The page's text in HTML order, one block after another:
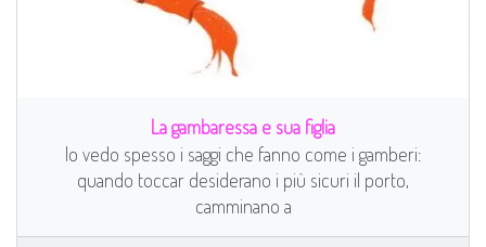
La gambaressa e sua figlia
Io vedo spesso i saggi che fanno come i gamberi:
quando toccar desiderano i più sicuri il porto,
camminano a